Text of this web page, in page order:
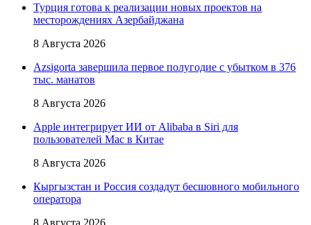
Турция готова к реализации новых проектов на
месторождениях Азербайджана
8 Августа 2026
Azsigorta завершила первое полугодие с убытком в 376
тыс. манатов
8 Августа 2026
Apple интегрирует ИИ от Alibaba в Siri для
пользователей Mac в Китае
8 Августа 2026
Кыргызстан и Россия создадут бесшовного мобильного
оператора